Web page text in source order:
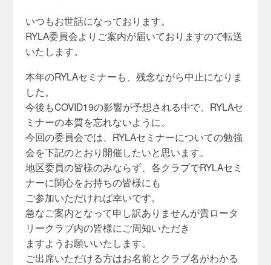
いつもお世話になっております。
RYLA委員会よりご案内が届いておりますので転送
いたします。
本年のRYLAセミナーも、残念ながら中止になりま
した。
今後もCOVID19の影響が予想される中で、RYLAセ
ミナーの本質を忘れないように、
今回の委員会では、RYLAセミナーについての勉強
会を下記のとおり開催したいと思います。
地区委員の皆様のみならず、各クラブでRYLAセミ
ナーに関心をお持ちの皆様にも
ご参加いただければ幸いです。
急なご案内となって申し訳ありませんが貴ロータ
リークラブ内の皆様にご周知いただき
ますようお願いいたします。
ご出席いただける方はお名前とクラブ名がわかる